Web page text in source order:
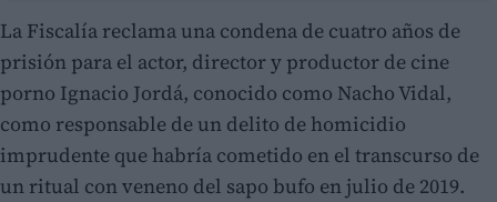
La Fiscalía reclama una condena de cuatro años de
prisión para el actor, director y productor de cine
porno Ignacio Jordá, conocido como Nacho Vidal,
como responsable de un delito de homicidio
imprudente que habría cometido en el transcurso de
un ritual con veneno del sapo bufo en julio de 2019.